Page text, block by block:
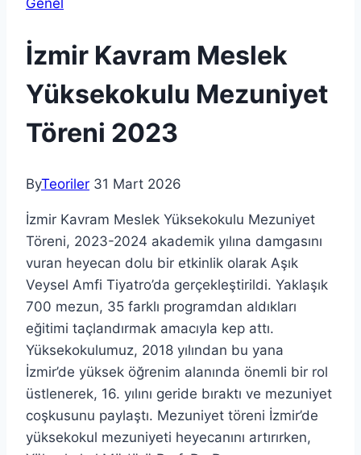
Genel
İzmir Kavram Meslek
Yüksekokulu Mezuniyet
Töreni 2023
ByTeoriler 31 Mart 2026
İzmir Kavram Meslek Yüksekokulu Mezuniyet
Töreni, 2023-2024 akademik yılına damgasını
vuran heyecan dolu bir etkinlik olarak Aşık
Veysel Amfi Tiyatro’da gerçekleştirildi. Yaklaşık
700 mezun, 35 farklı programdan aldıkları
eğitimi taçlandırmak amacıyla kep attı.
Yüksekokulumuz, 2018 yılından bu yana
İzmir’de yüksek öğrenim alanında önemli bir rol
üstlenerek, 16. yılını geride bıraktı ve mezuniyet
coşkusunu paylaştı. Mezuniyet töreni İzmir’de
yüksekokul mezuniyeti heyecanını artırırken,